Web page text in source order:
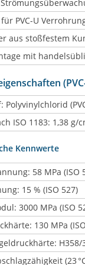
PVC-U
aus stoßfestem
mit
Polyvinylchlorid
ISO 1183: 1,38 g/
Kennwerte
58 MPa (ISO
15 % (ISO 527)
3000 MPa (ISO
130 MPa
H358/
(23